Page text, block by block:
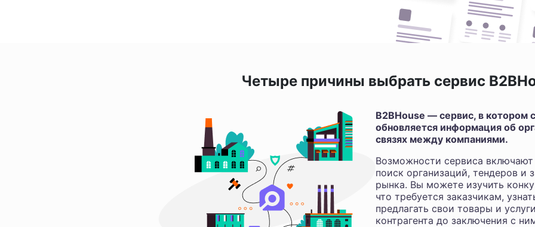
Четыре причины выбрать сервис
B2BHouse — сервис, в котором
обновляется информация об
связях между компаниями.
Возможности сервиса включают
поиск организаций, тендеров и
рынка. Вы можете изучить
что требуется заказчикам,
предлагать свои товары и
контрагента до заключения с